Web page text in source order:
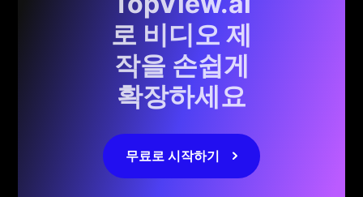
로 비디오 제
작을 손쉽게
확장하세요
무료로 시작하기